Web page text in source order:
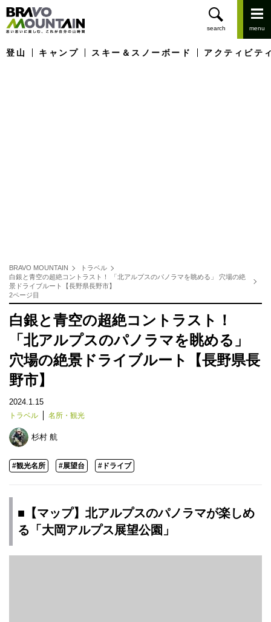
登山 キャンプ スキー＆スノーボード アクティビテ
BRAVO MOUNTAIN
トラベル
白銀と青空の超絶コントラスト！ 「北アルプスのパノラマを眺める」 穴場の絶
景ドライブルート【長野県長野市】
2ページ目
白銀と青空の超絶コントラスト！
「北アルプスのパノラマを眺める」
穴場の絶景ドライブルート【長野県長
野市】
2024.1.15
トラベル 名所・観光
杉村 航
#観光名所 #展望台 #ドライブ
■【マップ】北アルプスのパノラマが楽しめ
る「大岡アルプス展望公園」